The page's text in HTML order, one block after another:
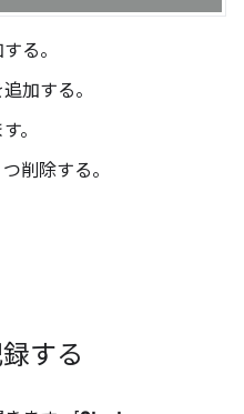
る。
加する。
。
削除する。
する